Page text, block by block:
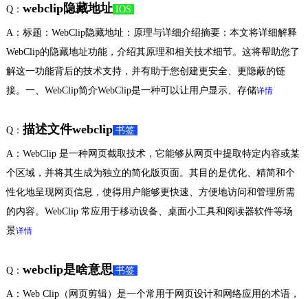
Q： webclip隐藏地址 IOS
A：标题：WebClip隐藏地址：原理与详细介绍摘要：本文将详细解释
WebClip的隐藏地址功能，介绍其原理和相关技术细节。这将帮助您了
解这一功能背后的技术支持，并有助于您创建更安全、更隐蔽的链
接。一、WebClip简介WebClip是一种可以让用户显示、存储详情
Q： 描述文件webclip 书签
A：WebClip 是一种网页截取技术，它能够从网页中提取特定内容或某
个区域，并将其生成为独立的简化版页面。其目的是优化、精简和个
性化地呈现网页信息，使得用户能够更快速、方便地访问和管理所需
的内容。WebClip 常应用于移动设备、桌面小工具和阅读器软件等场
景详情
Q： webclip是啥意思 书签
A：Web Clip（网页剪辑）是一个常用于网页设计和网络应用的术语，